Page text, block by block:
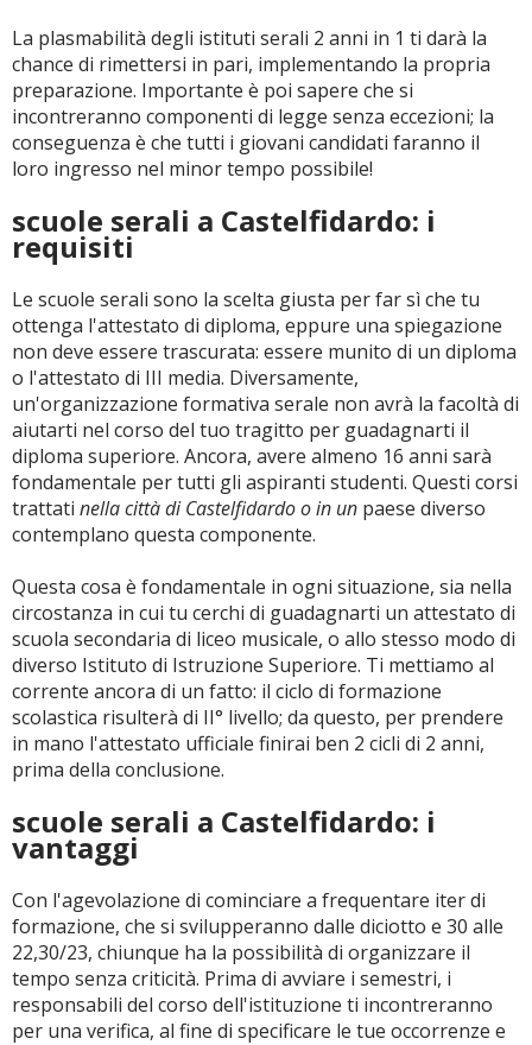
La plasmabilità degli istituti serali 2 anni in 1 ti darà la
chance di rimettersi in pari, implementando la propria
preparazione. Importante è poi sapere che si
incontreranno componenti di legge senza eccezioni; la
conseguenza è che tutti i giovani candidati faranno il
loro ingresso nel minor tempo possibile!
scuole serali a Castelfidardo: i
requisiti
Le scuole serali sono la scelta giusta per far sì che tu
ottenga l'attestato di diploma, eppure una spiegazione
non deve essere trascurata: essere munito di un diploma
o l'attestato di III media. Diversamente,
un'organizzazione formativa serale non avrà la facoltà di
aiutarti nel corso del tuo tragitto per guadagnarti il
diploma superiore. Ancora, avere almeno 16 anni sarà
fondamentale per tutti gli aspiranti studenti. Questi corsi
trattati nella città di Castelfidardo o in un paese diverso
contemplano questa componente.
Questa cosa è fondamentale in ogni situazione, sia nella
circostanza in cui tu cerchi di guadagnarti un attestato di
scuola secondaria di liceo musicale, o allo stesso modo di
diverso Istituto di Istruzione Superiore. Ti mettiamo al
corrente ancora di un fatto: il ciclo di formazione
scolastica risulterà di II° livello; da questo, per prendere
in mano l'attestato ufficiale finirai ben 2 cicli di 2 anni,
prima della conclusione.
scuole serali a Castelfidardo: i
vantaggi
Con l'agevolazione di cominciare a frequentare iter di
formazione, che si svilupperanno dalle diciotto e 30 alle
22,30/23, chiunque ha la possibilità di organizzare il
tempo senza criticità. Prima di avviare i semestri, i
responsabili del corso dell'istituzione ti incontreranno
per una verifica, al fine di specificare le tue occorrenze e